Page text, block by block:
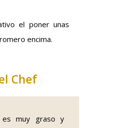
el poner unas
encima.
Chef
muy graso y